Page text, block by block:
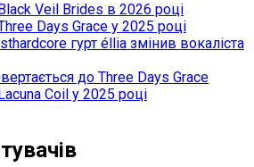
Veil Brides в 2026 році
Days Grace у 2025 році
гурт éllia змінив вокаліста
до Three Days Grace
Coil у 2025 році